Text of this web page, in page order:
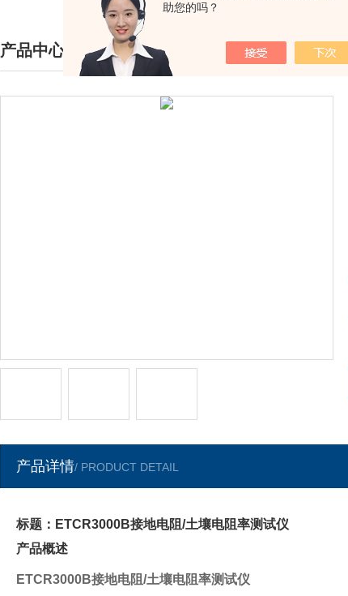
助您的吗？
产品中心
/ PRODUCTS CENTER
首页> 产品中心>
产品详情/ PRODUCT DETAIL
标题：ETCR3000B接地电阻/土壤电阻率测试仪
产品概述
ETCR3000B接地电阻/土壤电阻率测试仪